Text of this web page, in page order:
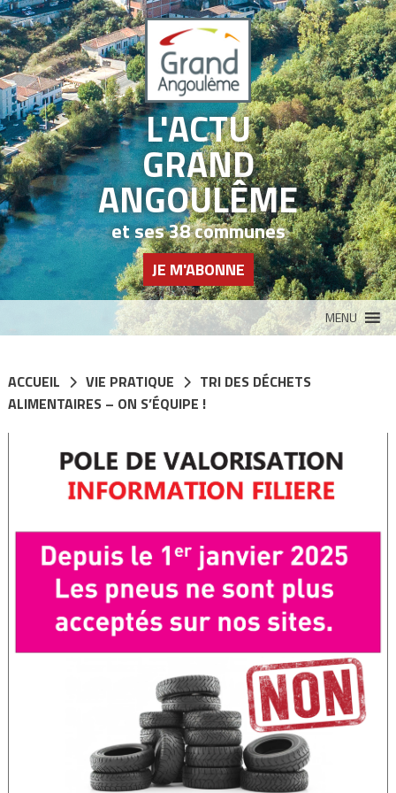
L'ACTU
GRAND
ANGOULÊME
et ses 38 communes
JE M'ABONNE
MENU
ACCUEIL VIE PRATIQUE
TRI DES DÉCHETS
ALIMENTAIRES – ON S’ÉQUIPE !
Panneau de gestion des cookies